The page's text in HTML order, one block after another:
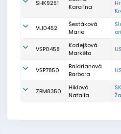
SHK9251
Karolína
VLI0452
Šestáková
Marie
VSP0458
Kodejšová
Markéta
VSP7850
Baldrianová
Barbora
ZBM8350
Hiklová
Natalia